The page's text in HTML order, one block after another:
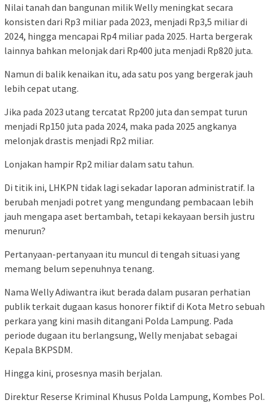
Nilai tanah dan bangunan milik Welly meningkat secara
konsisten dari Rp3 miliar pada 2023, menjadi Rp3,5 miliar di
2024, hingga mencapai Rp4 miliar pada 2025. Harta bergerak
lainnya bahkan melonjak dari Rp400 juta menjadi Rp820 juta.
Namun di balik kenaikan itu, ada satu pos yang bergerak jauh
lebih cepat utang.
Jika pada 2023 utang tercatat Rp200 juta dan sempat turun
menjadi Rp150 juta pada 2024, maka pada 2025 angkanya
melonjak drastis menjadi Rp2 miliar.
Lonjakan hampir Rp2 miliar dalam satu tahun.
Di titik ini, LHKPN tidak lagi sekadar laporan administratif. Ia
berubah menjadi potret yang mengundang pembacaan lebih
jauh mengapa aset bertambah, tetapi kekayaan bersih justru
menurun?
Pertanyaan-pertanyaan itu muncul di tengah situasi yang
memang belum sepenuhnya tenang.
Nama Welly Adiwantra ikut berada dalam pusaran perhatian
publik terkait dugaan kasus honorer fiktif di Kota Metro sebuah
perkara yang kini masih ditangani Polda Lampung. Pada
periode dugaan itu berlangsung, Welly menjabat sebagai
Kepala BKPSDM.
Hingga kini, prosesnya masih berjalan.
Direktur Reserse Kriminal Khusus Polda Lampung, Kombes Pol.